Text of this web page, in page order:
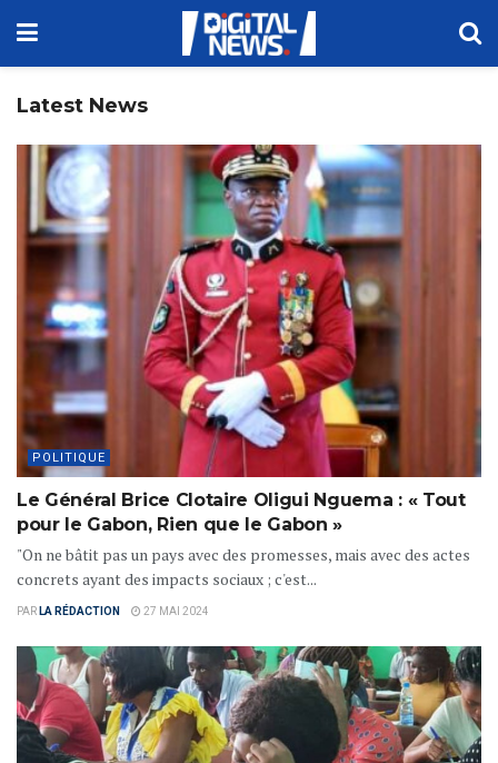
Latest News
POLITIQUE
Le Général Brice Clotaire Oligui Nguema : « Tout
pour le Gabon, Rien que le Gabon »
"On ne bâtit pas un pays avec des promesses, mais avec des actes
concrets ayant des impacts sociaux ; c'est...
PAR LA RÉDACTION 27 MAI 2024